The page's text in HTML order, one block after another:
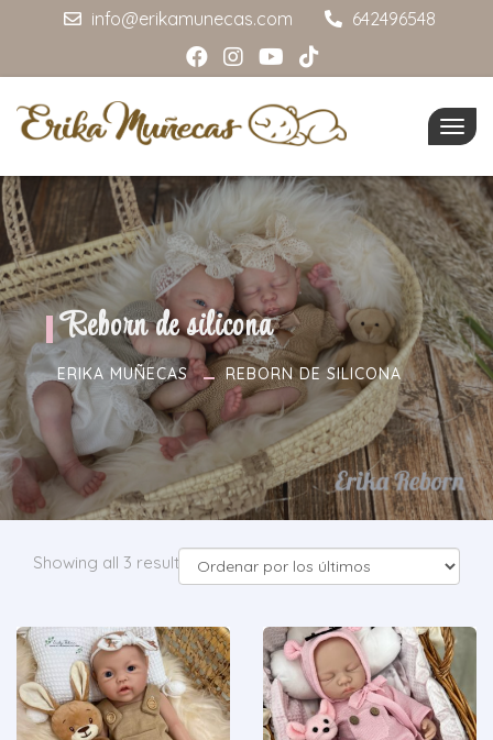
info@erikamunecas.com 642496548
Reborn de silicona
ERIKA MUÑECAS REBORN DE SILICONA
Showing all 3 results